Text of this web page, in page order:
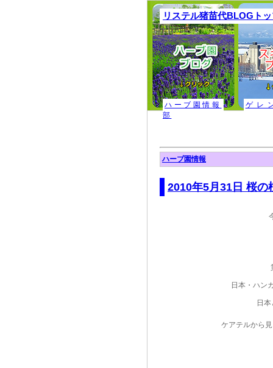
リステル猪苗代BLOGト
ハーブ園情報
ゲレ
部
ハーブ園情報
2010年5月31日 桜の
日本・ハン
日
ケアテルから